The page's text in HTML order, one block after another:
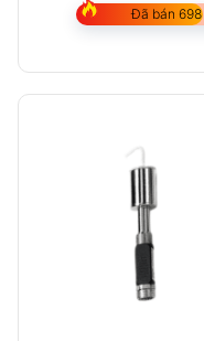
Đã bán 698